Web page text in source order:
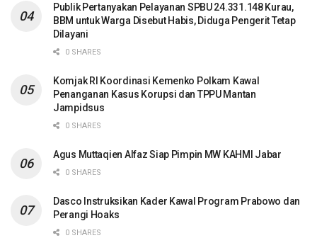
Publik Pertanyakan Pelayanan SPBU 24.331.148 Kurau,
BBM untuk Warga Disebut Habis, Diduga Pengerit Tetap
Dilayani
0 SHARES
Komjak RI Koordinasi Kemenko Polkam Kawal
Penanganan Kasus Korupsi dan TPPU Mantan
Jampidsus
0 SHARES
Agus Muttaqien Alfaz Siap Pimpin MW KAHMI Jabar
0 SHARES
Dasco Instruksikan Kader Kawal Program Prabowo dan
Perangi Hoaks
0 SHARES